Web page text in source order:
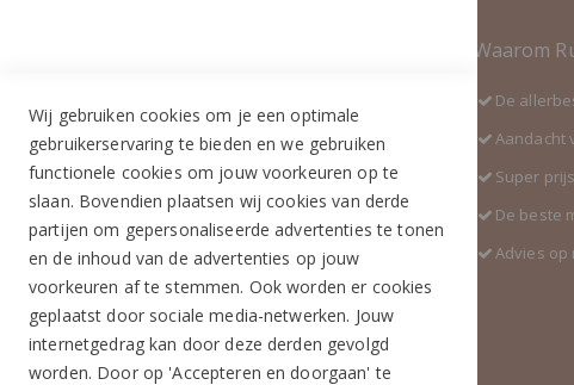
Industrieweg 3 GH
5688 DP Oirschot
Telefoon:
+31 (0)499 377 311
WhatsApp:
+31 (0)6 291 00 419 (nieuw nummer)
E-mail:
info@ruiterstad.nl
Waarom
De
Aandacht
Super
De beste
Advies op
Wij gebruiken cookies om je een optimale
gebruikerservaring te bieden en we gebruiken
functionele cookies om jouw voorkeuren op te
slaan. Bovendien plaatsen wij cookies van derde
partijen om gepersonaliseerde advertenties te tonen
en de inhoud van de advertenties op jouw
voorkeuren af te stemmen. Ook worden er cookies
geplaatst door sociale media-netwerken. Jouw
internetgedrag kan door deze derden gevolgd
worden. Door op 'Accepteren en doorgaan' te